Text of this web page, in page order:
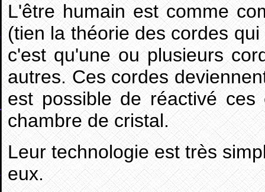
L'être humain est comme
(tien la théorie des cordes
c'est qu'une ou plusieurs
autres. Ces cordes
est possible de réactivé
chambre de cristal.
Leur technologie est très
eux.